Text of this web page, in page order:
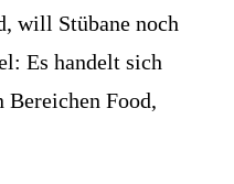
will Stübane noch
Es handelt sich
Bereichen Food,